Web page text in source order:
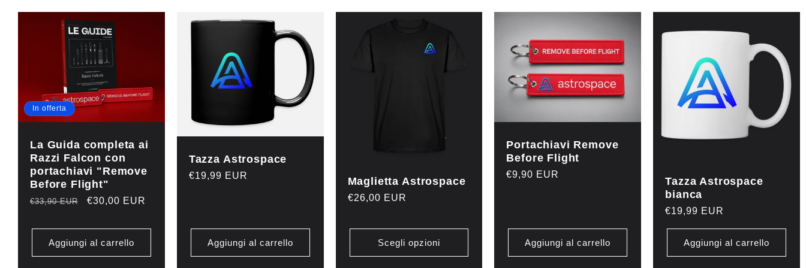
In offerta
La Guida completa ai
Razzi Falcon con
portachiavi "Remove
Before Flight"
Prezzo
listino
€33,90 EUR
Prezzo
€30,00 EUR
Aggiungi al carrello
Tazza Astrospace
Prezzo
€19,99 EUR
Aggiungi al carrello
Maglietta Astrospace
Prezzo
listino
€26,00 EUR
Scegli opzioni
Portachiavi Remove
Before Flight
Prezzo
€9,90 EUR
Aggiungi al carrello
Tazza Astrospace
bianca
Prezzo
listino
€19,99 EUR
Aggiungi al carrello